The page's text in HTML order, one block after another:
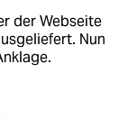
der Webseite
Nun